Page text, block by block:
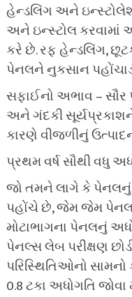
હેન્ડલિંગ અને
અને ઇન્સ્ટોલ કરવામાં
કરે છે. રફ હેન્ડલિંગ,
પેનલને નુકસાન
સફાઈનો અભાવ –
અને ગંદકી
કારણે વીજળીનું
પ્રથમ વર્ષ સૌથી વધુ
જો તમને લાગે કે પેનલનું
પહોંચે છે, જેમ જેમ
મોટાભાગના પેનલનું
પેનલ્સ લેબ પરીક્ષણ
પરિસ્થિતિઓનો
0.8 ટકા અધોગતિ